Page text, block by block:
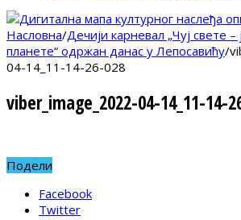
Насловна/Дечији карневал „Чуј свете –
планете“ одржан данас у Лепосавићу/
04-14_11-14-26-028
viber_image_2022-04-14_11-14-
Подели
Facebook
Twitter